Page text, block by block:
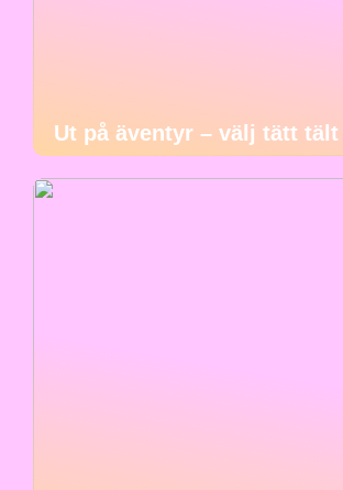
Ut på äventyr – välj tätt tält